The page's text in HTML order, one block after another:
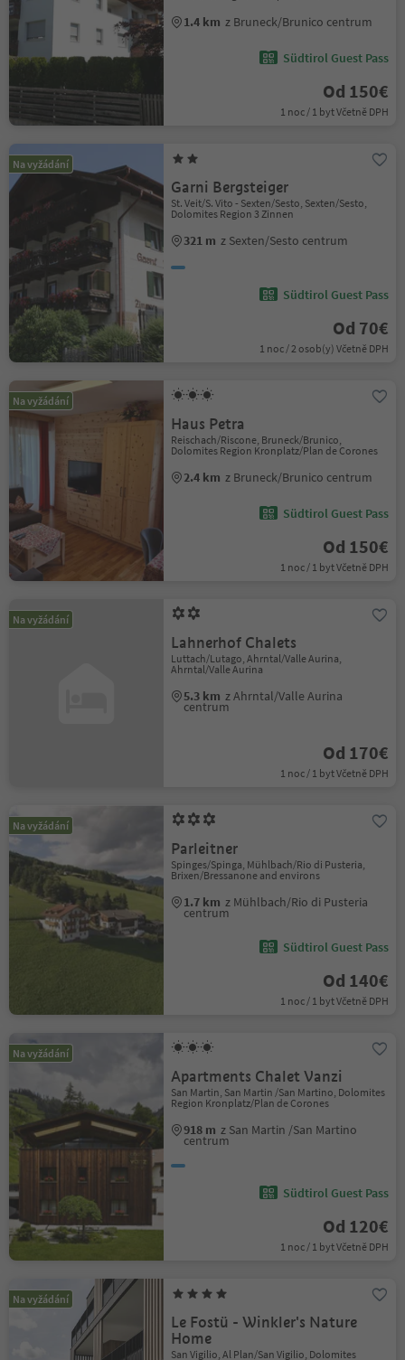
1.4 km z Bruneck/Brunico centrum
Südtirol Guest Pass
Od 150€
1 noc / 1 byt Včetně DPH
Na vyžádání
Garni Bergsteiger
St. Veit/S. Vito - Sexten/Sesto, Sexten/Sesto,
Dolomites Region 3 Zinnen
321 m z Sexten/Sesto centrum
Südtirol Guest Pass
Od 70€
1 noc / 2 osob(y) Včetně DPH
Na vyžádání
Haus Petra
Reischach/Riscone, Bruneck/Brunico,
Dolomites Region Kronplatz/Plan de Corones
2.4 km z Bruneck/Brunico centrum
Südtirol Guest Pass
Od 150€
1 noc / 1 byt Včetně DPH
Na vyžádání
Lahnerhof Chalets
Luttach/Lutago, Ahrntal/Valle Aurina,
Ahrntal/Valle Aurina
5.3 km z Ahrntal/Valle Aurina
centrum
Od 170€
1 noc / 1 byt Včetně DPH
Na vyžádání
Parleitner
Spinges/Spinga, Mühlbach/Rio di Pusteria,
Brixen/Bressanone and environs
1.7 km z Mühlbach/Rio di Pusteria
centrum
Südtirol Guest Pass
Od 140€
1 noc / 1 byt Včetně DPH
Na vyžádání
Apartments Chalet Vanzi
San Martin, San Martin /San Martino, Dolomites
Region Kronplatz/Plan de Corones
918 m z San Martin /San Martino
centrum
Südtirol Guest Pass
Od 120€
1 noc / 1 byt Včetně DPH
Na vyžádání
Le Fostü - Winkler's Nature
Home
San Vigilio, Al Plan/San Vigilio, Dolomites